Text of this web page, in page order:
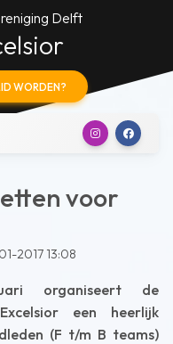
Delft
WORDEN?
voor
2017 13:08
organiseert de
een heerlijk
(F t/m B teams)